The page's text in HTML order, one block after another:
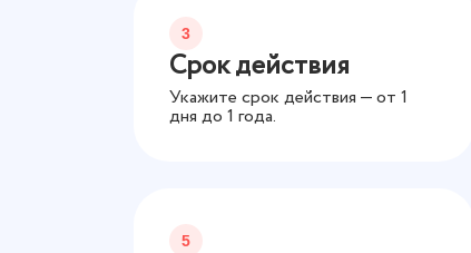
3
Срок действия
Укажите срок действия — от 1
дня до 1 года.
5